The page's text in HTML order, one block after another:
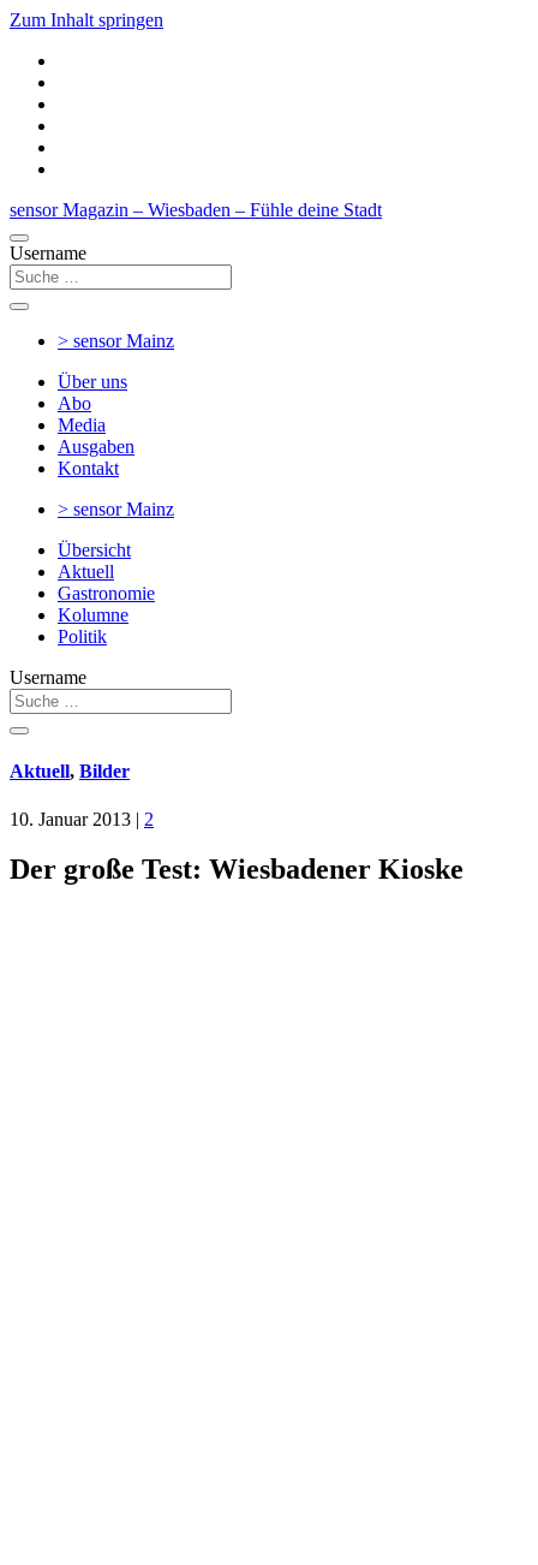
Zum Inhalt springen
sensor Magazin – Wiesbaden – Fühle deine Stadt
Username
> sensorMainz
Über uns
Abo
Media
Ausgaben
Kontakt
> sensorMainz
Übersicht
Aktuell
Gastronomie
Kolumne
Politik
Username
Aktuell, Bilder
10. Januar 2013 | 2
Der große Test: Wiesbadener Kioske